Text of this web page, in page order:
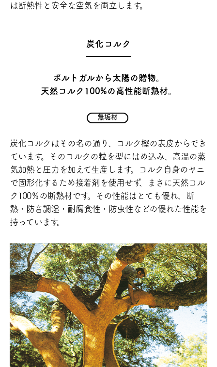
は断熱性と安全な空気を両立します。
炭化コルク
ポルトガルから太陽の贈物。
天然コルク100%の高性能断熱材。
無垢材
炭化コルクはその名の通り、コルク樫の表皮からでき
ています。
そのコルクの粒を型にはめ込み、高温の蒸
気加熱と圧力 を加えて生産します。
コルク自身のヤニ
で固形化するため接着剤を使用せず、
まさに天然コル
ク100％の断熱材です。
その性能はとても優れ、断
熱・防音調湿・耐腐食性・防虫性などの優れた性能を
持っています。